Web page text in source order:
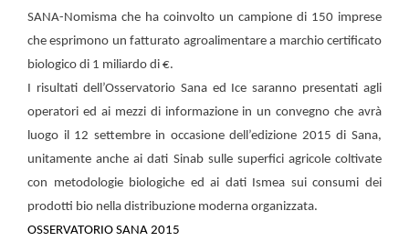
SANA-Nomisma che ha coinvolto un campione di 150 imprese
che esprimono un fatturato agroalimentare a marchio certificato
biologico di 1 miliardo di €.
I risultati dell’Osservatorio Sana ed Ice saranno presentati agli
operatori ed ai mezzi di informazione in un convegno che avrà
luogo il 12 settembre in occasione dell’edizione 2015 di Sana,
unitamente anche ai dati Sinab sulle superfici agricole coltivate
con metodologie biologiche ed ai dati Ismea sui consumi dei
prodotti bio nella distribuzione moderna organizzata.
OSSERVATORIO SANA 2015